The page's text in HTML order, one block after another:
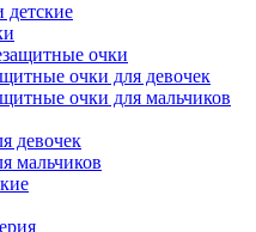
очки
очки для девочек
очки для мальчиков
девочек
мальчиков